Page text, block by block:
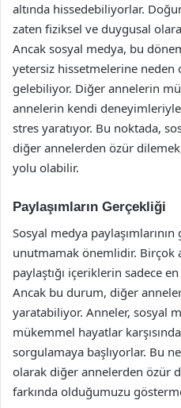
altında hissedebiliyorlar.
zaten fiziksel ve duygusal
Ancak sosyal medya, bu
yetersiz hissetmelerine
gelebiliyor. Diğer annelerin
annelerin kendi deneyimleriyle
stres yaratıyor. Bu noktada,
diğer annelerden özür
yolu olabilir.
Paylaşımların Gerçekliği
Sosyal medya paylaşımlarının
unutmamak önemlidir. Birçok
paylaştığı içeriklerin sadece en
Ancak bu durum, diğer
yaratabiliyor. Anneler, sosyal
mükemmel hayatlar
sorgulamaya başlıyorlar. Bu
olarak diğer annelerden özür
farkında olduğumuzu